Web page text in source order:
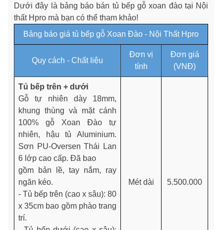
Dưới đây là bảng báo bán tủ bếp gỗ xoan đào tại Nội
thất Hpro mà bạn có thể tham khảo!
Bảng báo giá tủ bếp gỗ Xoan Đào - Nội Thất Hpro
Quy cách - Chất liệu
Đơn vị
tính
Đơn giá
(VNĐ)
Tủ bếp trên + dưới
Gỗ tự nhiên dày 18mm,
khung thùng và mặt cánh
100% gỗ Xoan Đào tự
nhiên, hậu tủ Aluminium.
Sơn PU-Oversen Thái Lan
6 lớp cao cấp. Đã bao
gồm bản lề, tay nắm, ray
ngăn kéo.
- Tủ bếp trên (cao x sâu): 80
x 35cm bao gồm phào trang
trí.
Mét dài 5.500.000